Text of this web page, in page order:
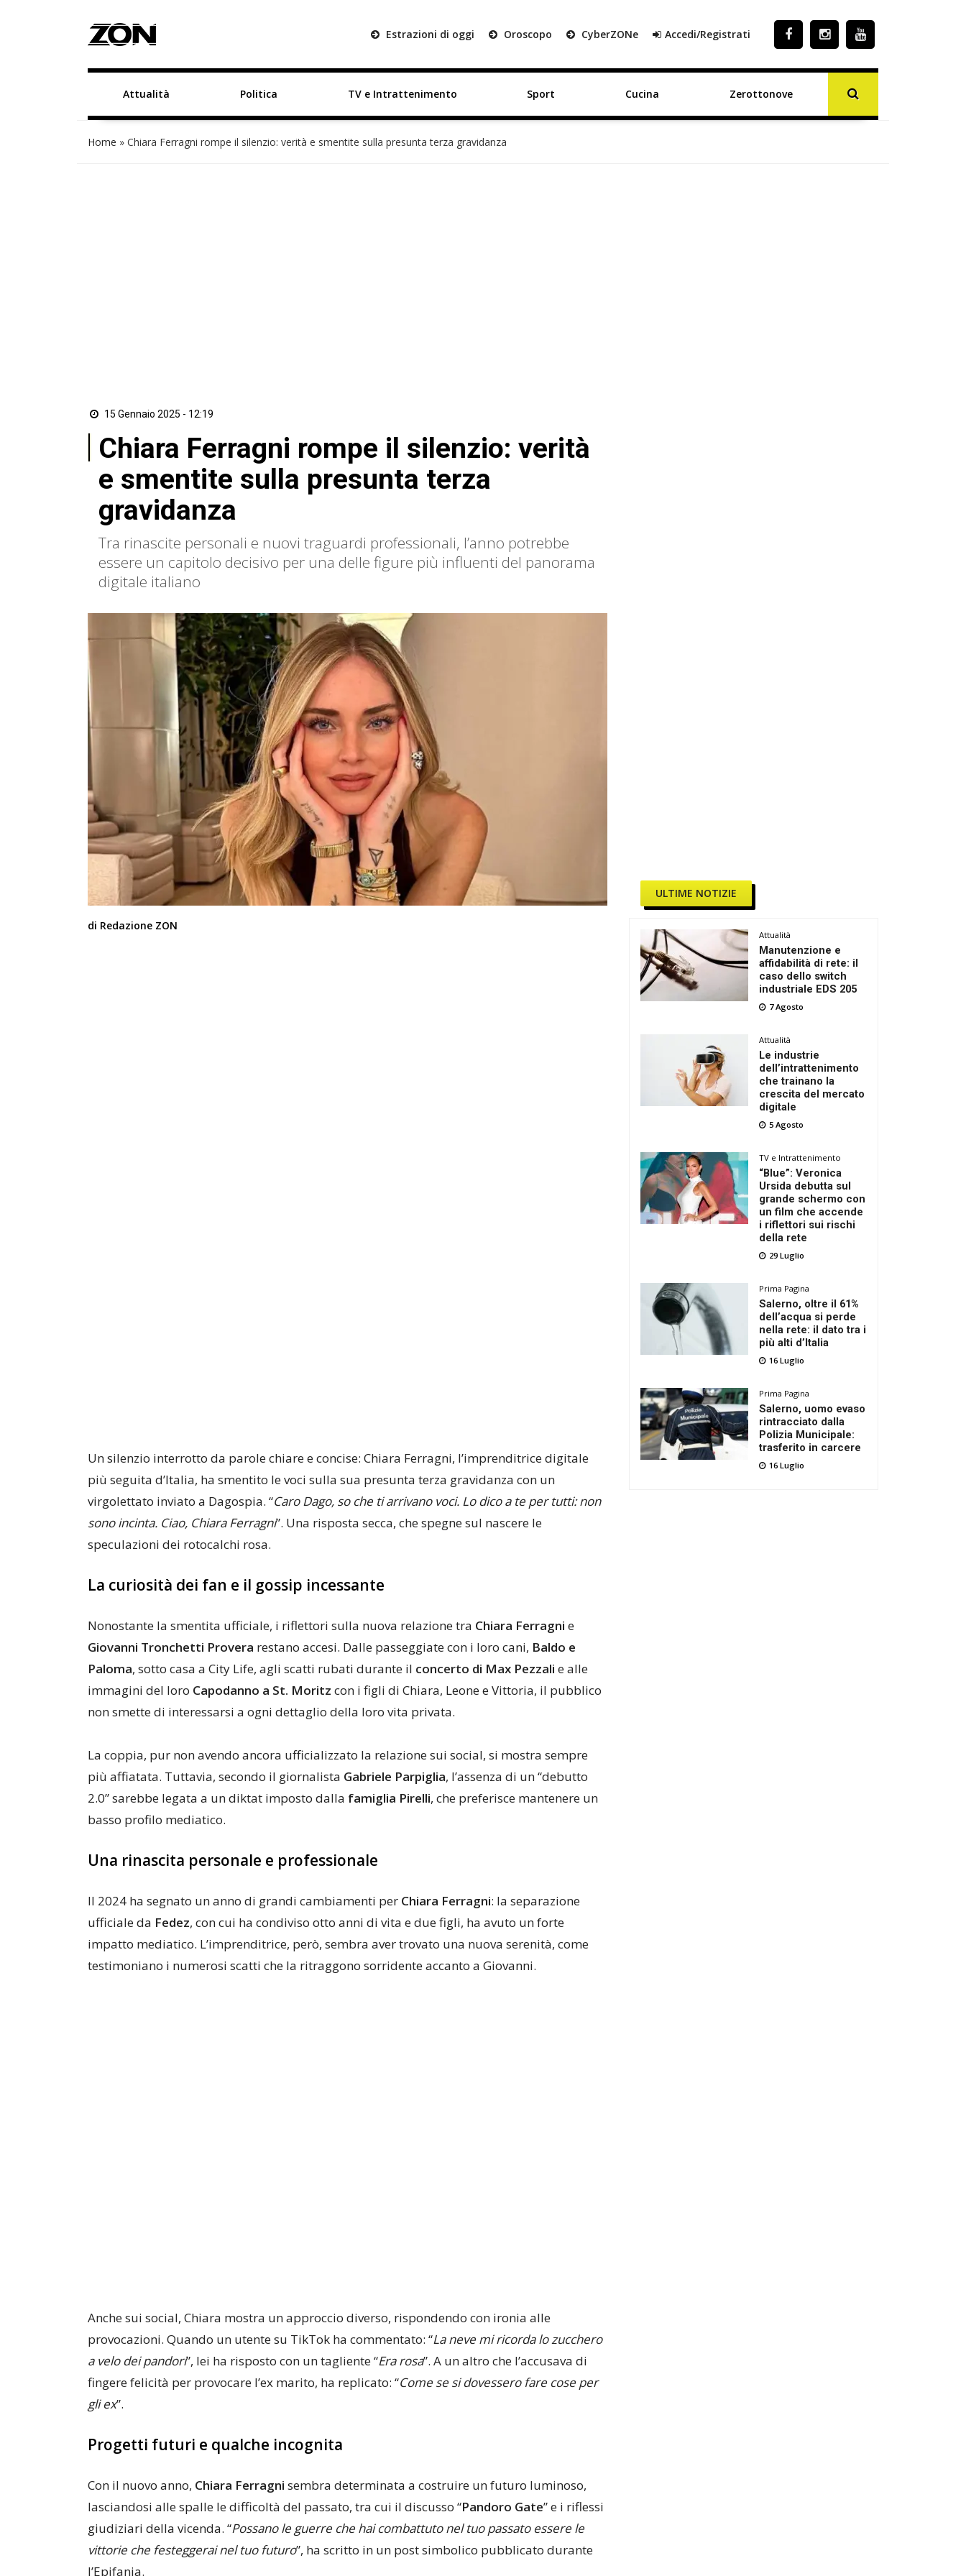
Estrazioni di oggi Oroscopo CyberZONe Accedi/Registrati
Attualità Politica TV e Intrattenimento Sport Cucina Zerottonove
Home » Chiara Ferragni rompe il silenzio: verità e smentite sulla presunta terza gravidanza
15 Gennaio 2025 - 12:19
Chiara Ferragni rompe il silenzio: verità
e smentite sulla presunta terza
gravidanza
Tra rinascite personali e nuovi traguardi professionali, l’anno potrebbe
essere un capitolo decisivo per una delle figure più influenti del panorama
digitale italiano
di Redazione ZON
Un silenzio interrotto da parole chiare e concise: Chiara Ferragni, l’imprenditrice digitale
più seguita d’Italia, ha smentito le voci sulla sua presunta terza gravidanza con un
virgolettato inviato a Dagospia. “Caro Dago, so che ti arrivano voci. Lo dico a te per tutti: non
sono incinta. Ciao, Chiara Ferragni”. Una risposta secca, che spegne sul nascere le
speculazioni dei rotocalchi rosa.
La curiosità dei fan e il gossip incessante
Nonostante la smentita ufficiale, i riflettori sulla nuova relazione tra Chiara Ferragni e
Giovanni Tronchetti Provera restano accesi. Dalle passeggiate con i loro cani, Baldo e
Paloma, sotto casa a City Life, agli scatti rubati durante il concerto di Max Pezzali e alle
immagini del loro Capodanno a St. Moritz con i figli di Chiara, Leone e Vittoria, il pubblico
non smette di interessarsi a ogni dettaglio della loro vita privata.
La coppia, pur non avendo ancora ufficializzato la relazione sui social, si mostra sempre
più affiatata. Tuttavia, secondo il giornalista Gabriele Parpiglia, l’assenza di un “debutto
2.0” sarebbe legata a un diktat imposto dalla famiglia Pirelli, che preferisce mantenere un
basso profilo mediatico.
Una rinascita personale e professionale
Il 2024 ha segnato un anno di grandi cambiamenti per Chiara Ferragni: la separazione
ufficiale da Fedez, con cui ha condiviso otto anni di vita e due figli, ha avuto un forte
impatto mediatico. L’imprenditrice, però, sembra aver trovato una nuova serenità, come
testimoniano i numerosi scatti che la ritraggono sorridente accanto a Giovanni.
Anche sui social, Chiara mostra un approccio diverso, rispondendo con ironia alle
provocazioni. Quando un utente su TikTok ha commentato: “La neve mi ricorda lo zucchero
a velo dei pandori”, lei ha risposto con un tagliente “Era rosa”. A un altro che l’accusava di
fingere felicità per provocare l’ex marito, ha replicato: “Come se si dovessero fare cose per
gli ex”.
Progetti futuri e qualche incognita
Con il nuovo anno, Chiara Ferragni sembra determinata a costruire un futuro luminoso,
lasciandosi alle spalle le difficoltà del passato, tra cui il discusso “Pandoro Gate” e i riflessi
giudiziari della vicenda. “Possano le guerre che hai combattuto nel tuo passato essere le
vittorie che festeggerai nel tuo futuro”, ha scritto in un post simbolico pubblicato durante
l’Epifania.
ULTIME NOTIZIE
Attualità
Manutenzione e
affidabilità di rete: il
caso dello switch
industriale EDS 205
7 Agosto
Attualità
Le industrie
dell’intrattenimento
che trainano la
crescita del mercato
digitale
5 Agosto
TV e Intrattenimento
“Blue”: Veronica
Ursida debutta sul
grande schermo con
un film che accende
i riflettori sui rischi
della rete
29 Luglio
Prima Pagina
Salerno, oltre il 61%
dell’acqua si perde
nella rete: il dato tra i
più alti d’Italia
16 Luglio
Prima Pagina
Salerno, uomo evaso
rintracciato dalla
Polizia Municipale:
trasferito in carcere
16 Luglio